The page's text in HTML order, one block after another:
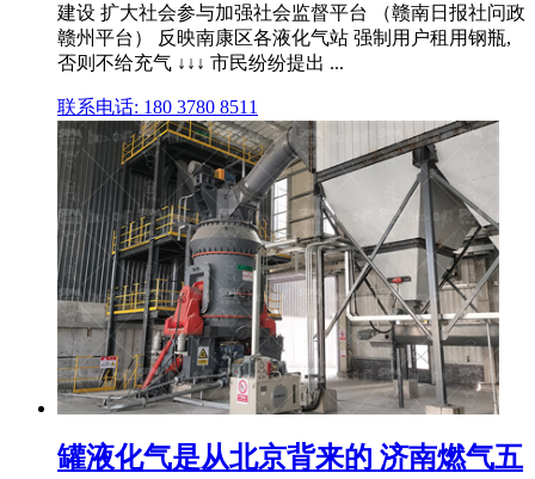
建设 扩大社会参与加强社会监督平台 （赣南日报社问政
赣州平台） 反映南康区各液化气站 强制用户租用钢瓶,
否则不给充气 ↓↓↓ 市民纷纷提出 ...
联系电话: 180 3780 8511
罐液化气是从北京背来的 济南燃气五